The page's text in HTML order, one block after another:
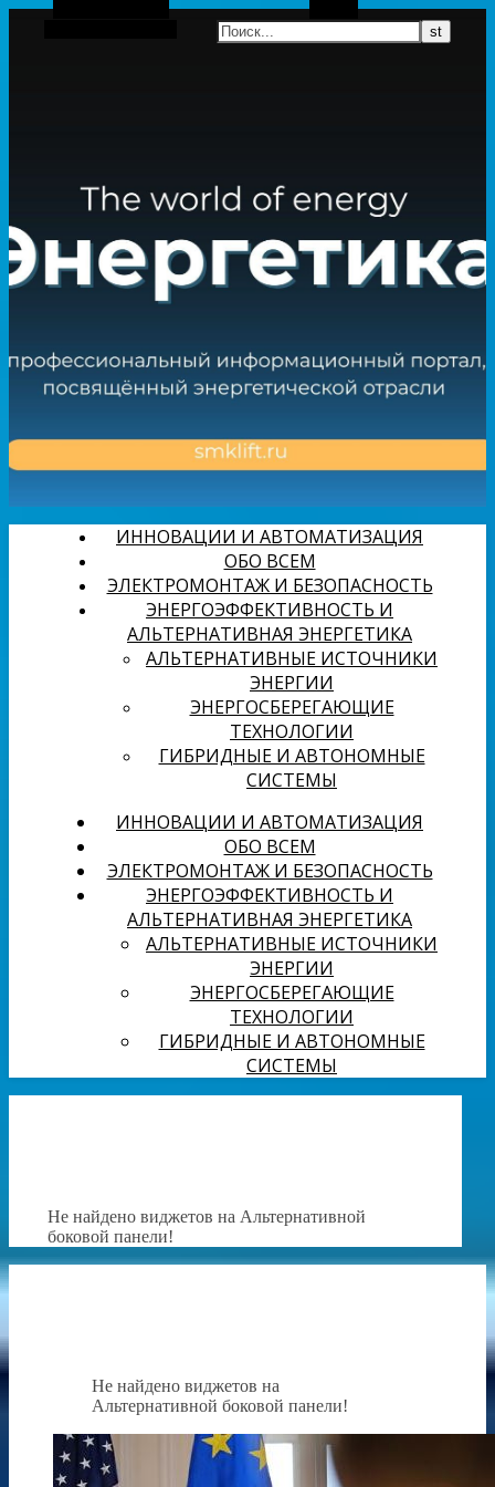
Боковая панель
ИННОВАЦИИ И АВТОМАТИЗАЦИЯ
ОБО ВСЕМ
ЭЛЕКТРОМОНТАЖ И БЕЗОПАСНОСТЬ
ЭНЕРГОЭФФЕКТИВНОСТЬ И
АЛЬТЕРНАТИВНАЯ ЭНЕРГЕТИКА
АЛЬТЕРНАТИВНЫЕ ИСТОЧНИКИ
ЭНЕРГИИ
ЭНЕРГОСБЕРЕГАЮЩИЕ
ТЕХНОЛОГИИ
ГИБРИДНЫЕ И АВТОНОМНЫЕ
СИСТЕМЫ
ИННОВАЦИИ И АВТОМАТИЗАЦИЯ
ОБО ВСЕМ
ЭЛЕКТРОМОНТАЖ И БЕЗОПАСНОСТЬ
ЭНЕРГОЭФФЕКТИВНОСТЬ И
АЛЬТЕРНАТИВНАЯ ЭНЕРГЕТИКА
АЛЬТЕРНАТИВНЫЕ ИСТОЧНИКИ
ЭНЕРГИИ
ЭНЕРГОСБЕРЕГАЮЩИЕ
ТЕХНОЛОГИИ
ГИБРИДНЫЕ И АВТОНОМНЫЕ
СИСТЕМЫ
Не найдено виджетов на Альтернативной
боковой панели!
Не найдено виджетов на
Альтернативной боковой панели!